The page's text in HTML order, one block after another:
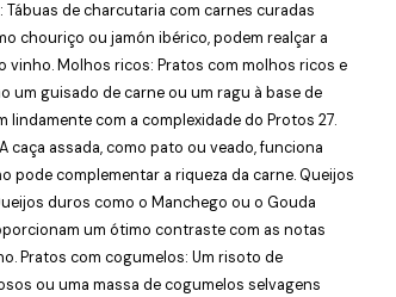
Tábuas de charcutaria com carnes curadas
chouriço ou jamón ibérico, podem realçar a
vinho. Molhos ricos: Pratos com molhos ricos e
um guisado de carne ou um ragu à base de
lindamente com a complexidade do Protos 27.
caça assada, como pato ou veado, funciona
pode complementar a riqueza da carne. Queijos
duros como o Manchego ou o Gouda
um ótimo contraste com as notas
Pratos com cogumelos: Um risoto de
ou uma massa de cogumelos selvagens